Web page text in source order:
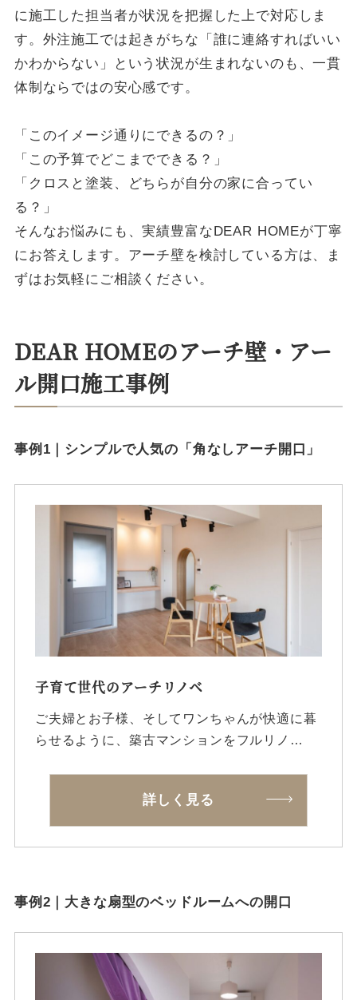
に施工した担当者が状況を把握した上で対応しま
す。外注施工では起きがちな「誰に連絡すればいい
かわからない」という状況が生まれないのも、一貫
体制ならではの安心感です。
「このイメージ通りにできるの？」
「この予算でどこまでできる？」
「クロスと塗装、どちらが自分の家に合ってい
る？」
そんなお悩みにも、実績豊富なDEAR HOMEが丁寧
にお答えします。アーチ壁を検討している方は、ま
ずはお気軽にご相談ください。
DEAR HOMEのアーチ壁・アー
ル開口施工事例
事例1｜シンプルで人気の「角なしアーチ開口」
子育て世代のアーチリノベ
ご夫婦とお子様、そしてワンちゃんが快適に暮
らせるように、築古マンションをフルリノ…
詳しく見る
事例2｜大きな扇型のベッドルームへの開口